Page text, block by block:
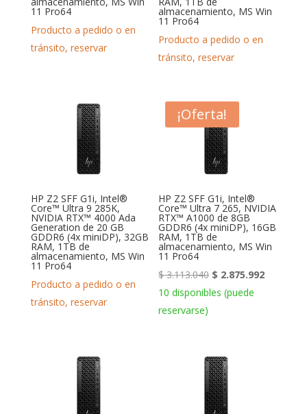
11 Pro64
Producto a pedido o en
tránsito, reservar
almacenamiento, MS Win
11 Pro64
Producto a pedido o en
tránsito, reservar
HP Z2 SFF G1i, Intel®
Core™ Ultra 9 285K,
NVIDIA RTX™ 4000 Ada
Generation de 20 GB
GDDR6 (4x miniDP), 32GB
RAM, 1TB de
almacenamiento, MS Win
11 Pro64
Producto a pedido o en
tránsito, reservar
¡Oferta!
HP Z2 SFF G1i, Intel®
Core™ Ultra 7 265, NVIDIA
RTX™ A1000 de 8GB
GDDR6 (4x miniDP), 16GB
RAM, 1TB de
almacenamiento, MS Win
11 Pro64
$3.113.040 El
precio
$ 2.875.992El
10 disponibles (puede
reservarse)